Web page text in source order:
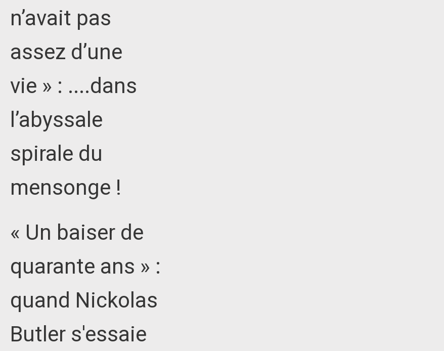
n’avait pas
assez d’une
vie » : ....dans
l’abyssale
spirale du
mensonge !
« Un baiser de
quarante ans » :
quand Nickolas
Butler s'essaie